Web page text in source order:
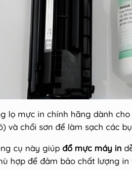
lọ mực in chính hãng dành cho
và chổi sơn để làm sạch các
cụ này giúp đổ mực máy in
hợp để đảm bảo chất lượng